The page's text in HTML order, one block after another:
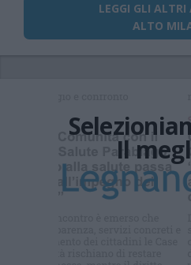
LEGGI GLI ALTRI
ALTO
Il